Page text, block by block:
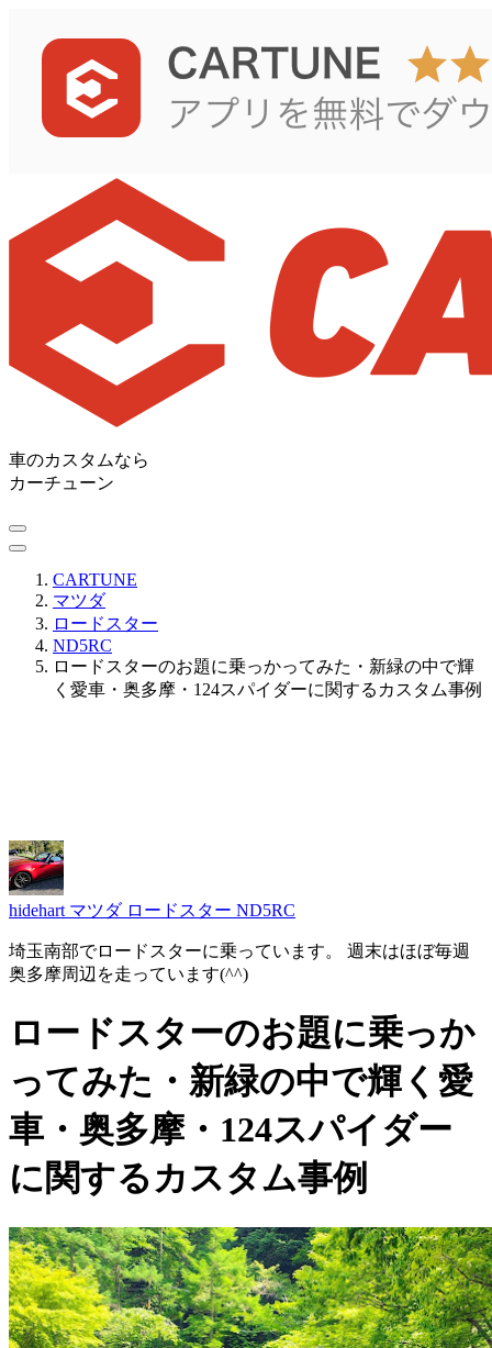
車のカスタムなら
カーチューン
CARTUNE
マツダ
ロードスター
ND5RC
ロードスターのお題に乗っかってみた・新緑の中で輝
く愛車・奥多摩・124スパイダーに関するカスタム事例
hidehart マツダ ロードスター ND5RC
埼玉南部でロードスターに乗っています。 週末はほぼ毎週
奥多摩周辺を走っています(^^)
ロードスターのお題に乗っか
ってみた・新緑の中で輝く愛
車・奥多摩・124スパイダー
に関するカスタム事例